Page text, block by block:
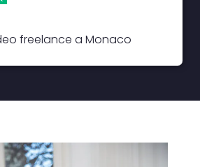
freelance a Monaco